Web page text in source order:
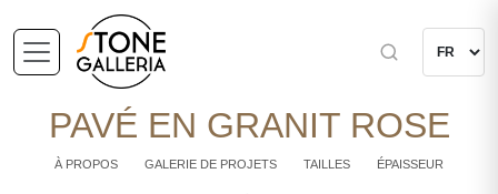
PAVÉ EN GRANIT ROSE
À PROPOS GALERIE DE PROJETS TAILLES ÉPAISSEUR